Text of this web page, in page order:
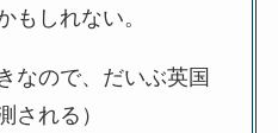
もしれない。
なので、だいぶ英国
される）